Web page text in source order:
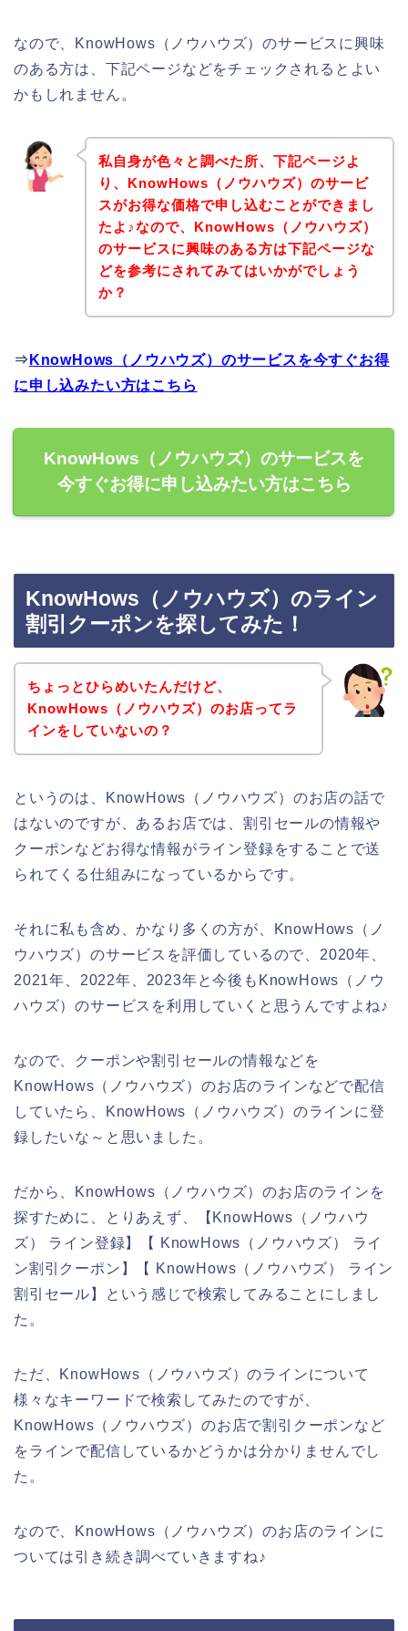
なので、KnowHows（ノウハウズ）のサービスに興味
のある方は、下記ページなどをチェックされるとよい
かもしれません。
私自身が色々と調べた所、下記ページよ
り、KnowHows（ノウハウズ）のサービ
スがお得な価格で申し込むことができまし
たよ♪なので、KnowHows（ノウハウズ）
のサービスに興味のある方は下記ページな
どを参考にされてみてはいかがでしょう
か？
⇒ KnowHows（ノウハウズ）のサービスを今すぐお得
に申し込みたい方はこちら
KnowHows（ノウハウズ）のサービスを
今すぐお得に申し込みたい方はこちら
KnowHows（ノウハウズ）のライン
割引クーポンを探してみた！
ちょっとひらめいたんだけど、
KnowHows（ノウハウズ）のお店ってラ
インをしていないの？
というのは、KnowHows（ノウハウズ）のお店の話で
はないのですが、あるお店では、割引セールの情報や
クーポンなどお得な情報がライン登録をすることで送
られてくる仕組みになっているからです。
それに私も含め、かなり多くの方が、KnowHows（ノ
ウハウズ）のサービスを評価しているので、2020年、
2021年、2022年、2023年と今後もKnowHows（ノウ
ハウズ）のサービスを利用していくと思うんですよね♪
なので、クーポンや割引セールの情報などを
KnowHows（ノウハウズ）のお店のラインなどで配信
していたら、KnowHows（ノウハウズ）のラインに登
録したいな～と思いました。
だから、KnowHows（ノウハウズ）のお店のラインを
探すために、とりあえず、【KnowHows（ノウハウ
ズ） ライン登録】【 KnowHows（ノウハウズ） ライ
ン割引クーポン】【 KnowHows（ノウハウズ） ライン
割引セール】という感じで検索してみることにしまし
た。
ただ、KnowHows（ノウハウズ）のラインについて
様々なキーワードで検索してみたのですが、
KnowHows（ノウハウズ）のお店で割引クーポンなど
をラインで配信しているかどうかは分かりませんでし
た。
なので、KnowHows（ノウハウズ）のお店のラインに
ついては引き続き調べていきますね♪